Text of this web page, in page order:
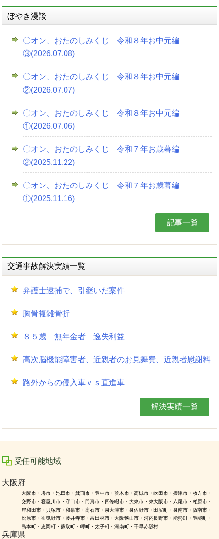
ぼやき漫談
〇オン、おたのしみくじ 令和８年お中元編
③(2026.07.08)
〇オン、おたのしみくじ 令和８年お中元編
②(2026.07.07)
〇オン、おたのしみくじ 令和８年お中元編
①(2026.07.06)
〇オン、おたのしみくじ 令和７年お歳暮編
②(2025.11.22)
〇オン、おたのしみくじ 令和７年お歳暮編
①(2025.11.16)
記事一覧
交通事故解決実績一覧
弁護士逮捕で、引継いだ案件
胸骨複雑骨折
８５歳 無年金者 逸失利益
高次脳機能障害者、近親者のお見舞費、近親者慰謝料
路外からの侵入車ｖｓ直進車
解決実績一覧
受任可能地域
大阪府
大阪市・堺市・池田市・箕面市・豊中市・茨木市・高槻市・吹田市・摂津市・枚方市・
交野市・寝屋川市・守口市・門真市・四條畷市・大東市・東大阪市・八尾市・柏原市・
岸和田市・貝塚市・和泉市・高石市・泉大津市・泉佐野市・田尻町・泉南市・阪南市・
松原市・羽曳野市・藤井寺市・富田林市・大阪狭山市・河内長野市・能勢町・豊能町・
島本町・忠岡町・熊取町・岬町・太子町・河南町・千早赤阪村
兵庫県